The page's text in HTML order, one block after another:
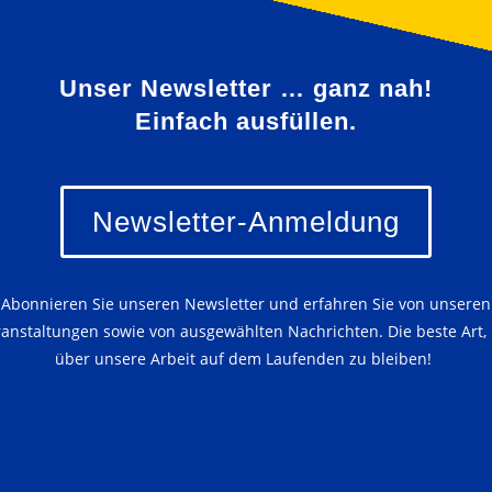
Unser Newsletter … ganz nah!
Einfach ausfüllen.
Newsletter-Anmeldung
Abonnieren Sie unseren Newsletter und erfahren Sie von unseren
sowie von ausgewählten Nachrichten. Die beste Art,
über unsere Arbeit auf dem Laufenden zu bleiben!